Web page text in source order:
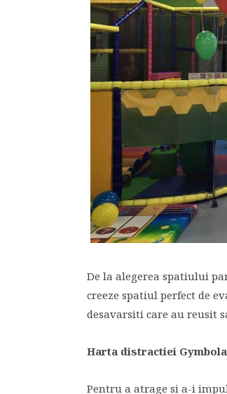
De la alegerea spatiului
creeze spatiul perfect de
desavarsiti care au reusit
Harta distractiei
Pentru a atrage si a-i